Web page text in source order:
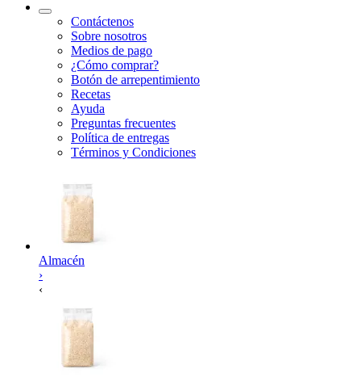
Contáctenos
Sobre nosotros
Medios de pago
¿Cómo comprar?
Botón de arrepentimiento
Recetas
Ayuda
Preguntas frecuentes
Política de entregas
Términos y Condiciones
Almacén
›
‹